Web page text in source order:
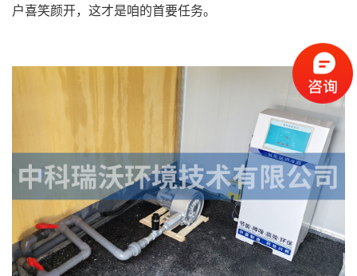
户喜笑颜开，这才是咱的首要任务。